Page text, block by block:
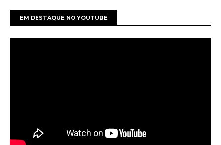
EM DESTAQUE NO YOUTUBE